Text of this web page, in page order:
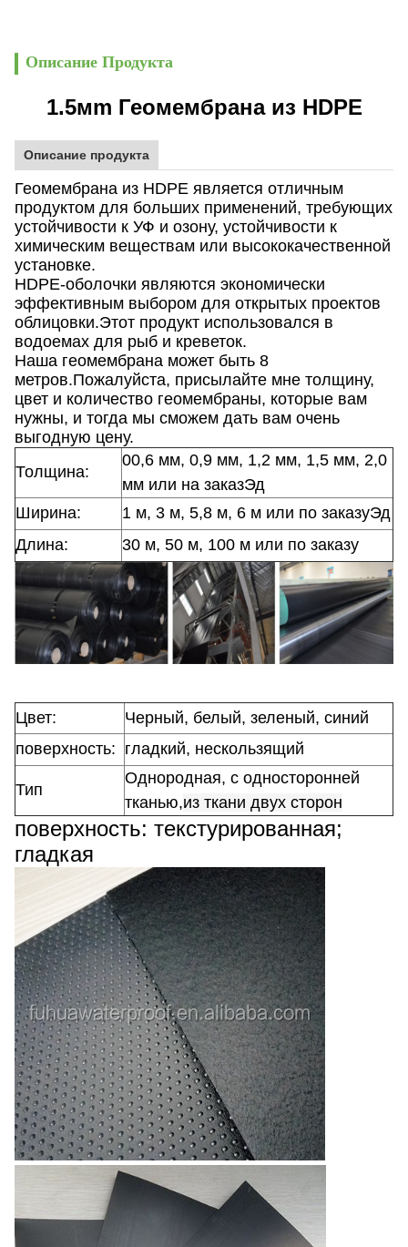
Описание Продукта
1.5мm Геомембрана из HDPE
Описание продукта
Геомембрана из HDPE является отличным
продуктом для больших применений, требующих
устойчивости к УФ и озону, устойчивости к
химическим веществам или высококачественной
установке.
HDPE-оболочки являются экономически
эффективным выбором для открытых проектов
облицовки.Этот продукт использовался в
водоемах для рыб и креветок.
Наша геомембрана может быть 8
метров.Пожалуйста, присылайте мне толщину,
цвет и количество геомембраны, которые вам
нужны, и тогда мы сможем дать вам очень
выгодную цену.
Толщина:
00,6 мм, 0,9 мм, 1,2 мм, 1,5 мм, 2,0
мм или на заказЭд
Ширина:
1 м, 3 м, 5,8 м, 6 м или по заказуЭд
Длина:
30 м, 50 м, 100 м или по заказу
Цвет:
Черный, белый, зеленый, синий
поверхность: гладкий, нескользящий
Тип
Однородная, с односторонней
тканью,из ткани двух сторон
поверхность: текстурированная;
гладкая